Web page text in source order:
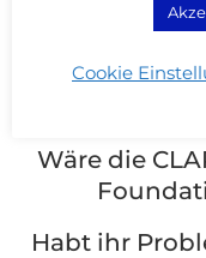
Mein
Wäre die
Habt ihr
Cookie